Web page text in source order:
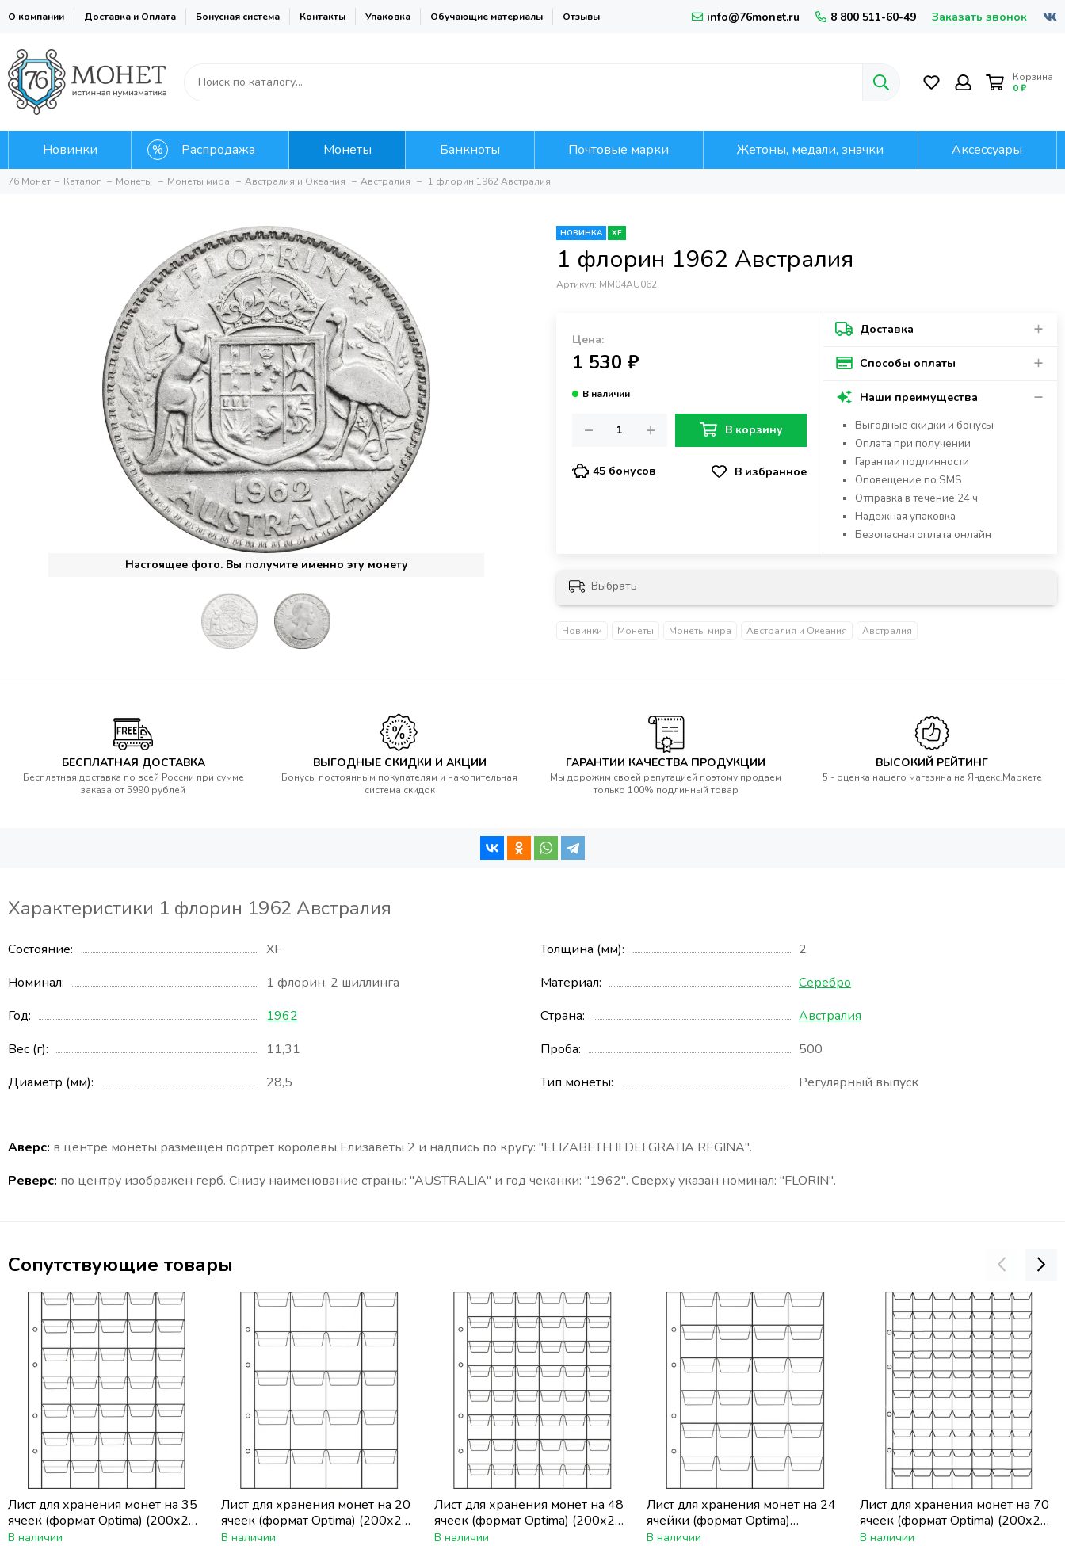
О компании Доставка и Оплата Бонусная система Контакты Упаковка Обучающие материалы Отзывы info@76monet.ru 8 800 511-60-49 Заказать звонок
Корзина
0 ₽
Новинки Распродажа Монеты Банкноты Почтовые марки Жетоны, медали, значки Аксессуары
76 Монет Каталог Монеты Монеты мира Австралия и Океания Австралия 1 флорин 1962 Австралия
Настоящее фото. Вы получите именно эту монету
НОВИНКА XF
1 флорин 1962 Австралия
Артикул: MM04AU062
Цена:
1 530 ₽
В корзину
45 бонусов
Доставка
Способы оплаты
Наши преимущества
Выгодные скидки и бонусы
Оплата при получении
Гарантии подлинности
Оповещение по SMS
Отправка в течение 24 ч
Надежная упаковка
Безопасная оплата онлайн
Выбрать
Новинки Монеты Монеты мира Австралия и Океания Австралия
БЕСПЛАТНАЯ ДОСТАВКА
Бесплатная доставка по всей России при сумме
заказа от 5990 рублей
ВЫГОДНЫЕ СКИДКИ И АКЦИИ
Бонусы постоянным покупателям и накопительная
система скидок
ГАРАНТИИ КАЧЕСТВА ПРОДУКЦИИ
Мы дорожим своей репутацией поэтому продаем
только 100% подлинный товар
ВЫСОКИЙ РЕЙТИНГ
5 - оценка нашего магазина на Яндекс.Маркете
Характеристики 1 флорин 1962 Австралия
Состояние
XF
Номинал
1 флорин, 2 шиллинга
Год
1962
Вес (г)
11,31
Диаметр (мм)
28,5
Толщина (мм)
2
Материал
Серебро
Страна
Австралия
Проба
500
Тип монеты
Регулярный выпуск
Аверс: в центре монеты размещен портрет королевы Елизаветы 2 и надпись по кругу: "ELIZABETH II DEI GRATIA REGINA".
Реверс: по центру изображен герб. Снизу наименование страны: "AUSTRALIA" и год чеканки: "1962". Сверху указан номинал: "FLORIN".
Сопутствующие товары
Лист для хранения монет на 35
ячеек (формат Optima) (200х250
мм)
В наличии
Лист для хранения монет на 20
ячеек (формат Optima) (200х250
мм)
В наличии
Лист для хранения монет на 48
ячеек (формат Optima) (200х250
мм)
В наличии
Лист для хранения монет на 24
ячейки (формат Optima)
(200х250 мм)
В наличии
Лист для хранения монет на 70
ячеек (формат Optima) (200х250
мм)
В наличии